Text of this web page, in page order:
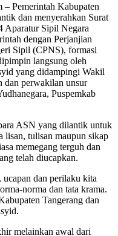
Pemerintah Kabupaten
dan menyerahkan Surat
Aparatur Sipil Negara
dengan Perjanjian
Sipil (CPNS), formasi
langsung oleh
yang didampingi Wakil
dan perwakilan unsur
Puspemkab
ASN yang dilantik untuk
lisan, tulisan maupun sikap
memegang terguh dan
telah diucapkan.
dan perilaku kita
norma dan tata krama.
Tangerang dan
melainkan awal dari